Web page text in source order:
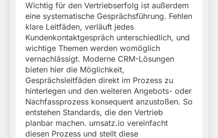
Wichtig für den Vertriebserfolg ist außerdem
eine systematische Gesprächsführung. Fehlen
klare Leitfäden, verläuft jedes
Kundenkontaktgespräch unterschiedlich, und
wichtige Themen werden womöglich
vernachlässigt. Moderne CRM-Lösungen
bieten hier die Möglichkeit,
Gesprächsleitfäden direkt im Prozess zu
hinterlegen und den weiteren Angebots- oder
Nachfassprozess konsequent anzustoßen. So
entstehen Standards, die den Vertrieb
planbar machen. umsatz.io vereinfacht
diesen Prozess und stellt diese